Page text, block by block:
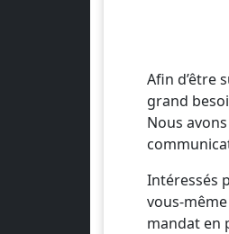
Afin d’être
grand
Nous
Intéressés
vous-
mandat en